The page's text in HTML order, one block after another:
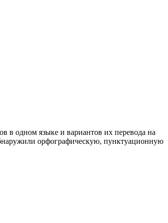
в одном языке и вариантов их перевода на
орфографическую, пунктуационную